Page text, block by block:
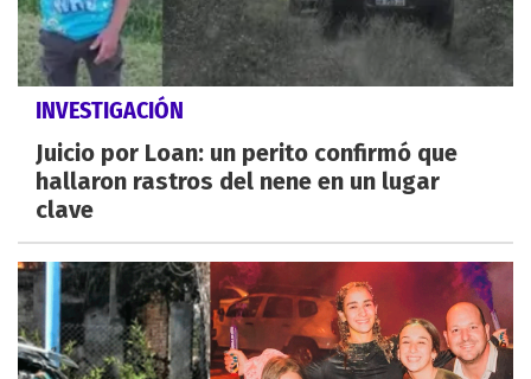
INVESTIGACIÓN
Juicio por Loan: un perito confirmó que
hallaron rastros del nene en un lugar
clave